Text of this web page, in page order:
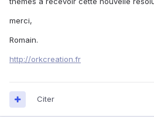
merci,
Romain.
http://orkcreation.fr
Citer